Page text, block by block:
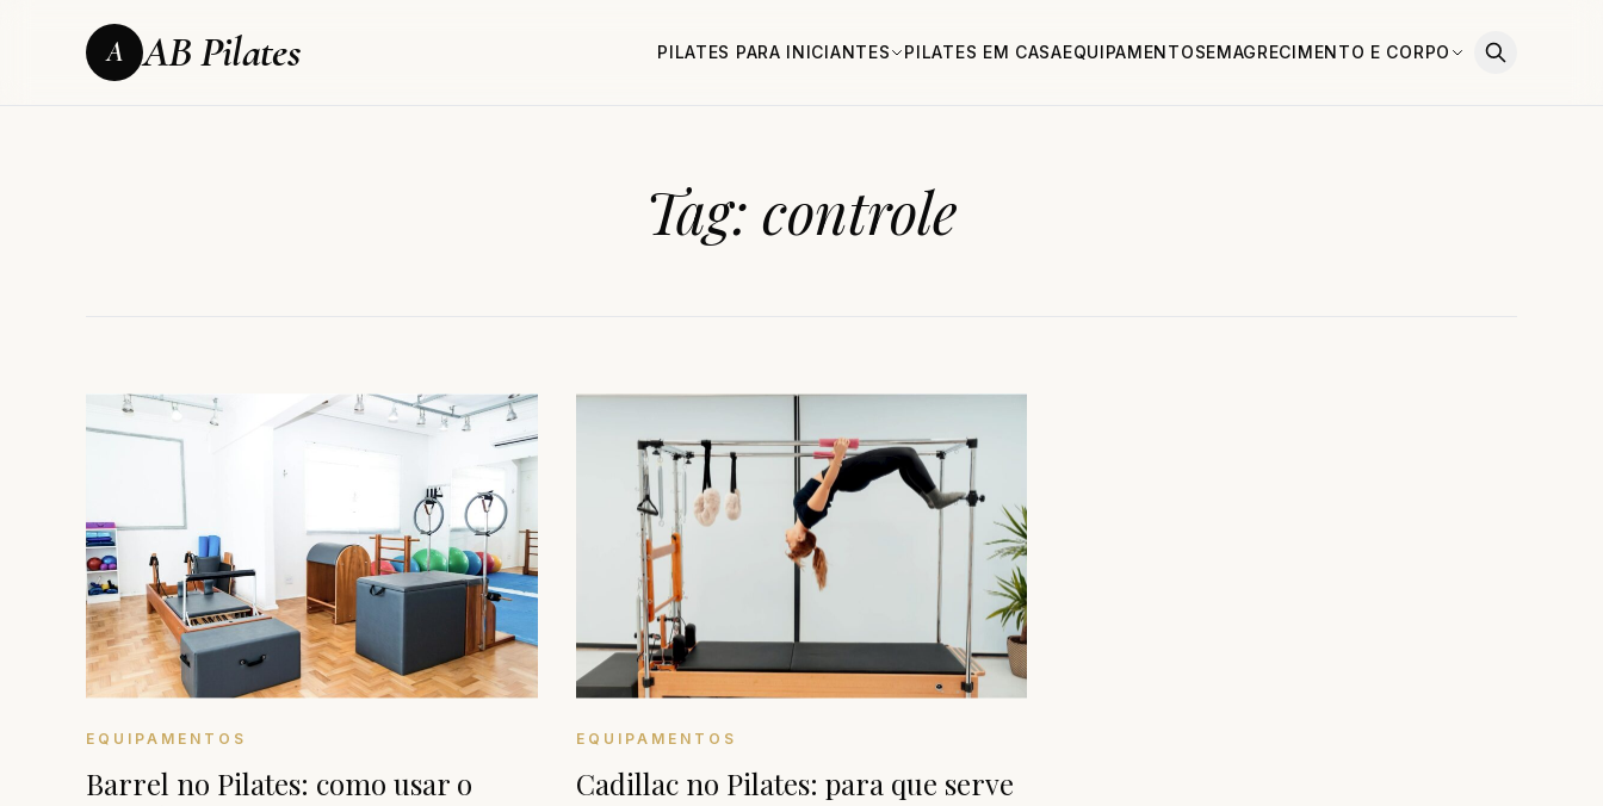
A AB Pilates PILATES PARA INICIANTES PILATES EM CASAEQUIPAMENTOSEMAGRECIMENTO E CORPO
Tag: controle
EQUIPAMENTOS
Barrel no Pilates: como usar o
EQUIPAMENTOS
Cadillac no Pilates: para que serve